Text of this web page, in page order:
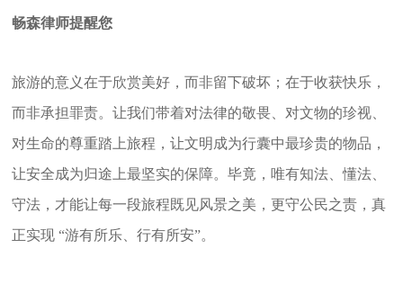
畅森律师提醒您
旅游的意义在于欣赏美好，而非留下破坏；在于收获快乐，
而非承担罪责。让我们带着对法律的敬畏、对文物的珍视、
对生命的尊重踏上旅程，让文明成为行囊中最珍贵的物品，
让安全成为归途上最坚实的保障。毕竟，唯有知法、懂法、
守法，才能让每一段旅程既见风景之美，更守公民之责，真
正实现 “游有所乐、行有所安”。